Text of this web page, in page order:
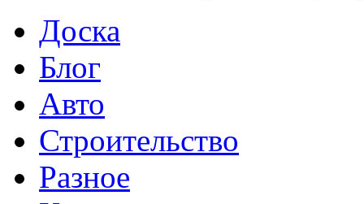
Доска
Блог
Авто
Строительство
Разное